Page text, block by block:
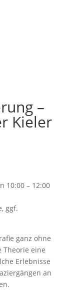
–
Kieler
10:00 – 12:00
ggf.
ganz ohne
Theorie eine
Erlebnisse
an